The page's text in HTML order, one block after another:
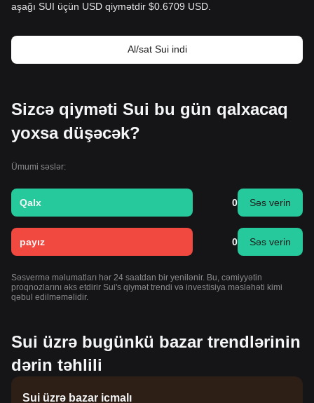
aşağı SUI üçün USD qiymətdir $0.6709 USD.
Al/sat Sui indi
Sizcə qiyməti Sui bu gün qalxacaq
yoxsa düşəcək?
Ümumi səslər:
Qalx 0 Səs verin
payız 0 Səs verin
Səsvermə məlumatları hər 24 saatdan bir yenilənir. Bu, cəmiyyətin
proqnozlarını əks etdirir Sui's qiymət trendi və investisiya məsləhəti kimi
qəbul edilməməlidir.
Sui üzrə bugünkü bazar trendlərinin
dərin təhlili
Sui üzrə bazar icmalı